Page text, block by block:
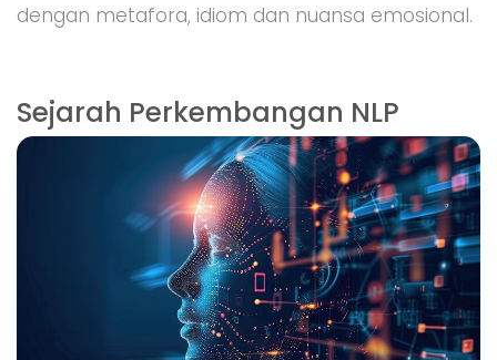
dengan metafora, idiom dan nuansa emosional.
Sejarah Perkembangan NLP